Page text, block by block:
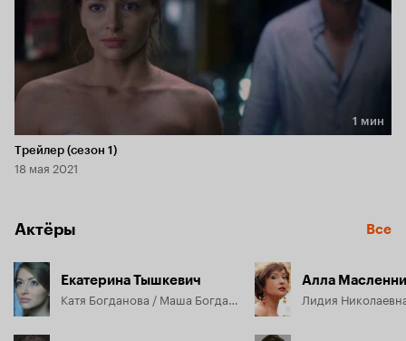
Длительность 1 мин
1 мин
Трейлер (сезон 1)
18 мая 2021
Актёры Все
Екатерина Тышкевич Алла
Лидия